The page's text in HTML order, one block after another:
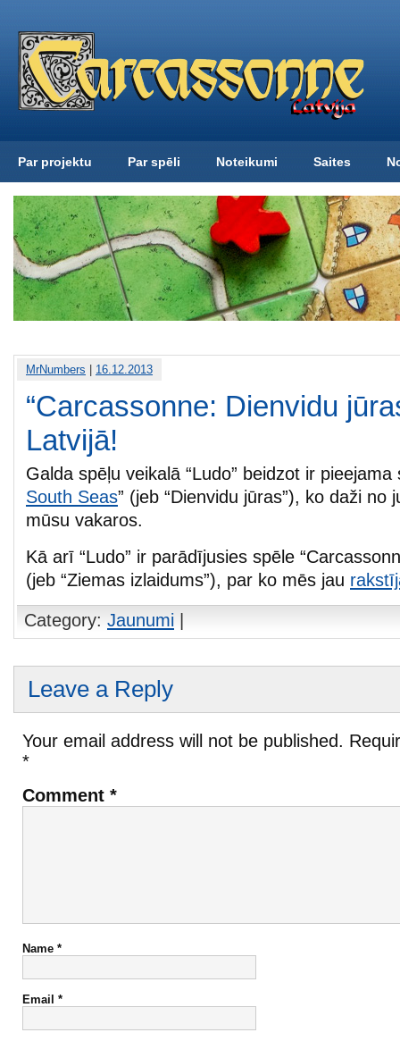
Par projektu Par spēli Noteikumi Saites
MrNumbers 16.12.2013
“Carcassonne: Dienvidu
Latvijā!
Galda spēļu veikalā “Ludo” beidzot ir pieejama
South Seas” (jeb “Dienvidu jūras”), ko daži no
mūsu vakaros.
Kā arī “Ludo” ir parādījusies spēle
(jeb “Ziemas izlaidums”), par ko mēs jau
Category: Jaunumi
Leave a Reply
Your email address will not be published.
*
Comment *
Name *
Email *